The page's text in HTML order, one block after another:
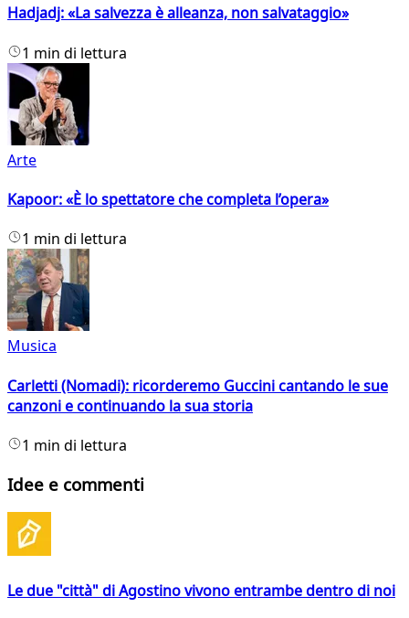
Hadjadj: «La salvezza è alleanza, non salvataggio»
1 min di lettura
Arte
Kapoor: «È lo spettatore che completa l’opera»
1 min di lettura
Musica
Carletti (Nomadi): ricorderemo Guccini cantando le sue
canzoni e continuando la sua storia
1 min di lettura
Idee e commenti
Le due "città" di Agostino vivono entrambe dentro di noi